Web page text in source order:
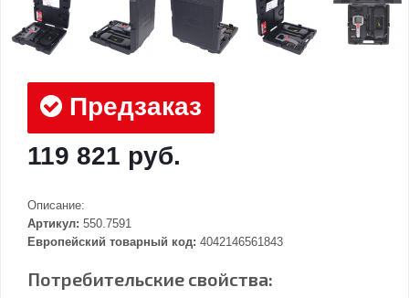
Предзаказ
119 821 руб.
Описание:
Артикул: 550.7591
Европейский товарный код: 4042146561843
Потребительские свойства: